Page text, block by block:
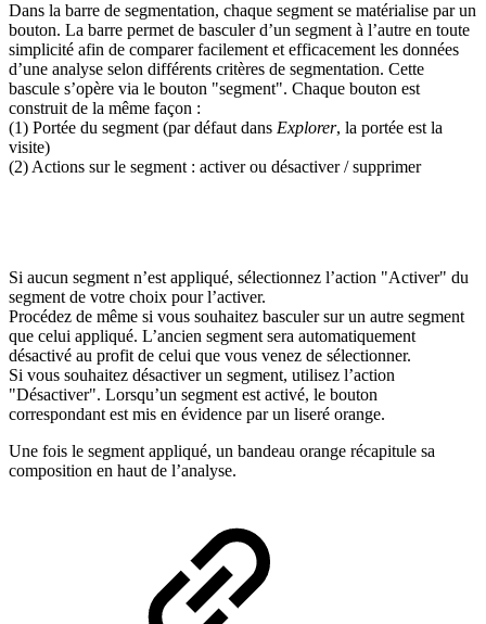
Dans la barre de segmentation, chaque segment se matérialise par un
bouton. La barre permet de basculer d’un segment à l’autre en toute
simplicité afin de comparer facilement et efficacement les données
d’une analyse selon différents critères de segmentation. Cette
bascule s’opère via le bouton "segment". Chaque bouton est
construit de la même façon :
(1) Portée du segment (par défaut dans Explorer, la portée est la
visite)
(2) Actions sur le segment : activer ou désactiver / supprimer
Si aucun segment n’est appliqué, sélectionnez l’action "Activer" du
segment de votre choix pour l’activer.
Procédez de même si vous souhaitez basculer sur un autre segment
que celui appliqué. L’ancien segment sera automatiquement
désactivé au profit de celui que vous venez de sélectionner.
Si vous souhaitez désactiver un segment, utilisez l’action
"Désactiver". Lorsqu’un segment est activé, le bouton
correspondant est mis en évidence par un liseré orange.
Une fois le segment appliqué, un bandeau orange récapitule sa
composition en haut de l’analyse.